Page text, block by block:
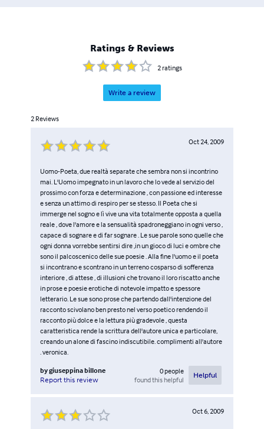
Ratings & Reviews
2ratings
Write a review
2 Reviews
Oct 24, 2009
Uomo-Poeta, due realtà separate che sembra non si incontrino
mai. L'Uomo impegnato in un lavoro che lo vede al servizio del
prossimo con forza e determinazione , con passione ed interesse
e senza un attimo di respiro per se stesso. Il Poeta che si
immerge nel sogno e lì vive una vita totalmente opposta a quella
reale , dove l'amore e la sensualità spadroneggiano in ogni verso ,
capace di sognare e di far sognare . Le sue parole sono quelle che
ogni donna vorrebbe sentirsi dire ,in un gioco di luci e ombre che
sono il palcoscenico delle sue poesie . Alla fine l'uomo e il poeta
si incontrano e scontrano in un terreno cosparso di sofferenza
interiore , di attese , di illusioni che trovano il loro riscatto anche
in prose e poesie erotiche di notevole impatto e spessore
letterario. Le sue sono prose che partendo dall'intenzione del
racconto scivolano ben presto nel verso poetico rendendo il
racconto più dolce e la lettura più gradevole , questa
caratteristica rende la scrittura dell'autore unica e particolare,
creando un alone di fascino indiscutibile. complimenti all'autore
. veronica.
bygiuseppina billone
Report this review
0people
found this helpful
Helpful
Oct 6, 2009